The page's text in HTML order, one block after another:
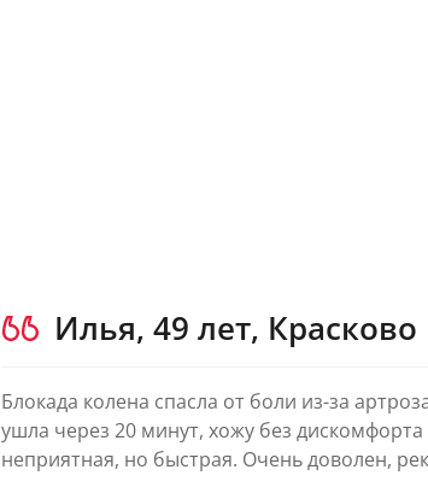
Илья, 49 лет, Красково
Блокада колена спасла от боли из-за
ушла через 20 минут, хожу без
неприятная, но быстрая. Очень доволен,